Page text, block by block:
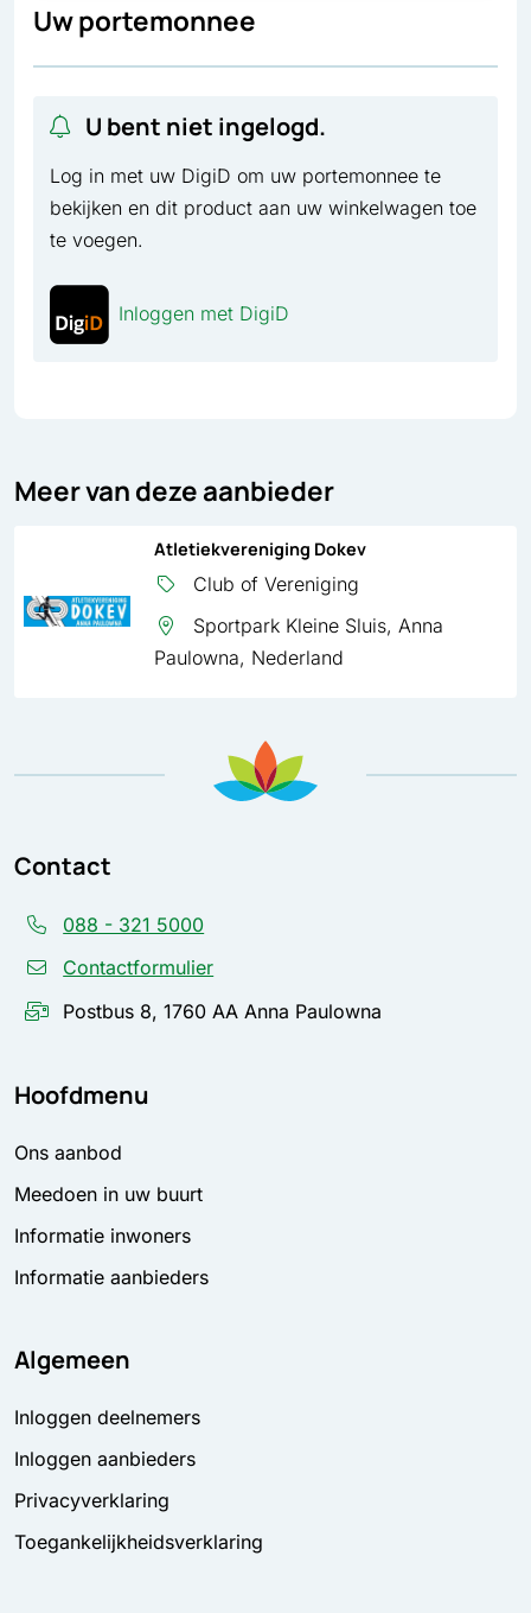
Uw portemonnee
U bent niet ingelogd.
Log in met uw DigiD om uw portemonnee te
bekijken en dit product aan uw winkelwagen toe
te voegen.
Inloggen met DigiD
Meer van deze aanbieder
Atletiekvereniging Dokev
Club of Vereniging
Sportpark Kleine Sluis, Anna
Paulowna, Nederland
Contact
088 - 321 5000
Contactformulier
Postbus 8, 1760 AA Anna Paulowna
Hoofdmenu
Ons aanbod
Meedoen in uw buurt
Informatie inwoners
Informatie aanbieders
Algemeen
Inloggen deelnemers
Inloggen aanbieders
Privacyverklaring
Toegankelijkheidsverklaring